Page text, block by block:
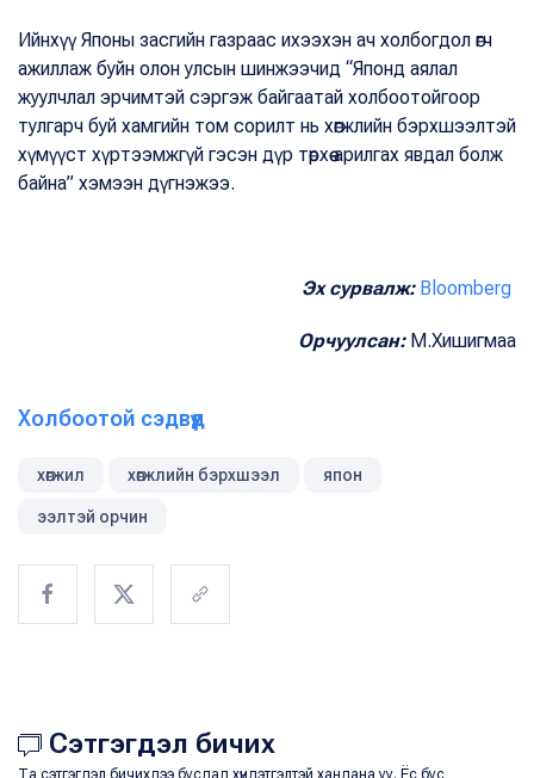
Ийнхүү Японы засгийн газраас ихээхэн ач холбогдол өгч
ажиллаж буйн олон улсын шинжээчид “Японд аялал
жуулчлал эрчимтэй сэргэж байгаатай холбоотойгоор
тулгарч буй хамгийн том сорилт нь хөгжлийн бэрхшээлтэй
хүмүүст хүртээмжгүй гэсэн дүр төрхөө арилгах явдал болж
байна” хэмээн дүгнэжээ.
Эх сурвалж: Bloomberg
Орчуулсан: М.Хишигмаа
Холбоотой сэдвүүд
хөгжил хөгжлийн бэрхшээл япон
ээлтэй орчин
Сэтгэгдэл бичих
Та сэтгэгдэл бичихдээ бусдад хүндэтгэлтэй хандана уу. Ёс бус